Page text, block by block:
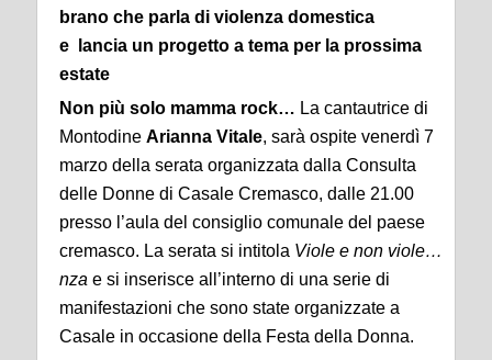
brano che parla di violenza domestica
e
lancia un progetto a tema per la prossima
estate
Non più solo mamma rock… La cantautrice di
Montodine Arianna Vitale, sarà ospite venerdì 7
marzo della serata organizzata dalla Consulta
delle Donne di Casale Cremasco, dalle 21.00
presso l’aula del consiglio comunale del paese
cremasco. La serata si intitola Viole e non viole…
nza e si inserisce all’interno di una serie di
manifestazioni che sono state organizzate a
Casale in occasione della Festa della Donna.